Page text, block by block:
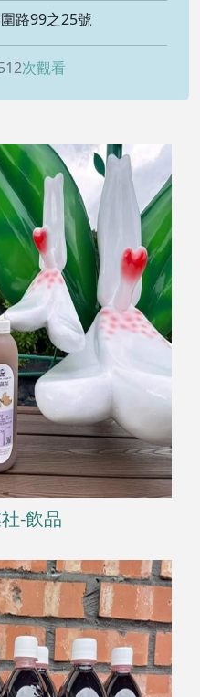
路99之25號
次觀看
-飲品